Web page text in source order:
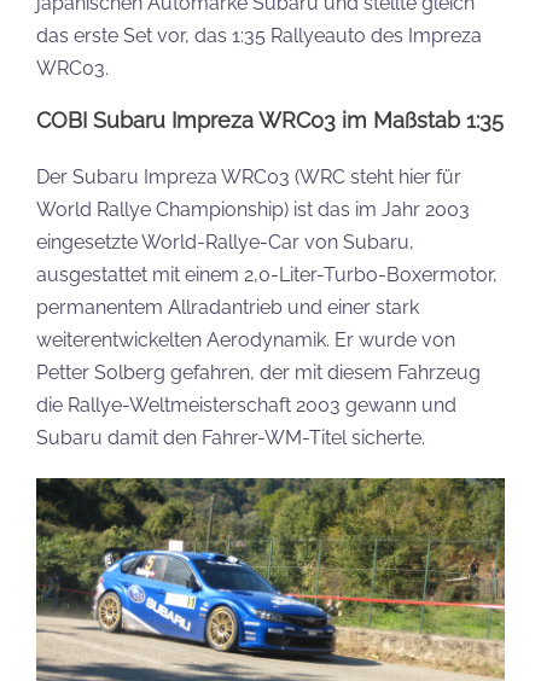
das erste Set vor, das 1:35 Rallyeauto des Impreza
WRC03.
COBI Subaru Impreza WRC03 im Maßstab 1:35
Der Subaru Impreza WRC03 (WRC steht hier für
World Rallye Championship) ist das im Jahr 2003
eingesetzte World-Rallye-Car von Subaru,
ausgestattet mit einem 2,0-Liter-Turbo-Boxermotor,
permanentem Allradantrieb und einer stark
weiterentwickelten Aerodynamik. Er wurde von
Petter Solberg gefahren, der mit diesem Fahrzeug
die Rallye-Weltmeisterschaft 2003 gewann und
Subaru damit den Fahrer-WM-Titel sicherte.